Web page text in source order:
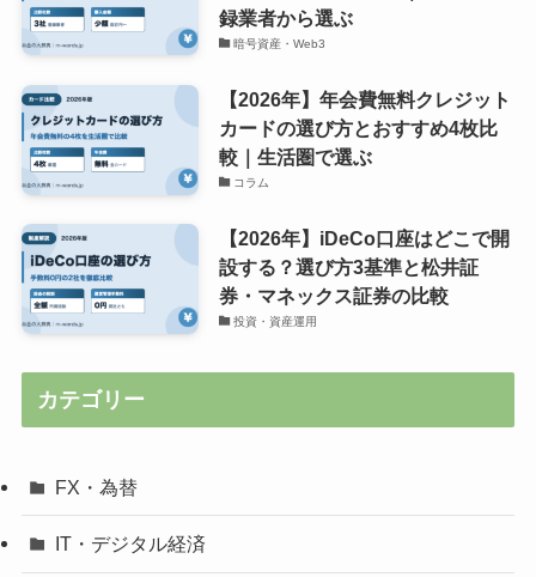
録業者から選ぶ
暗号資産・Web3
【2026年】年会費無料クレジット
カードの選び方とおすすめ4枚比
較｜生活圏で選ぶ
コラム
【2026年】iDeCo口座はどこで開
設する？選び方3基準と松井証
券・マネックス証券の比較
投資・資産運用
カテゴリー
FX・為替
IT・デジタル経済